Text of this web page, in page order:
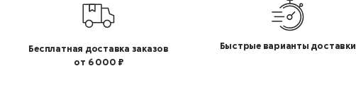
Бесплатная доставка заказов
от 6 000 ₽
Быстрые варианты доставки